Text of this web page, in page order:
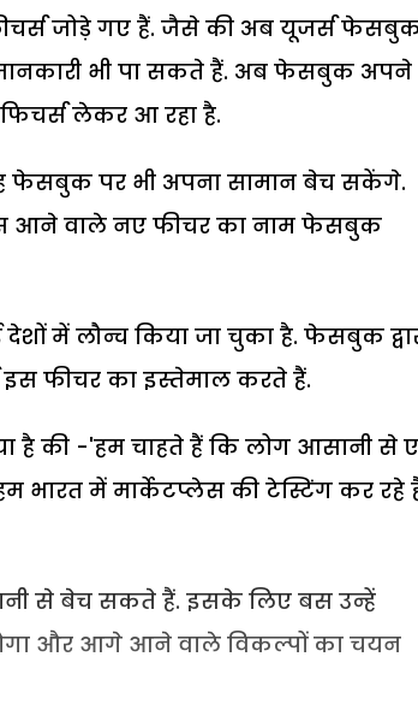
जोड़े गए हैं. जैसे की अब यूजर्स
भी पा सकते हैं. अब फेसबुक अपने
लेकर आ रहा है.
पर भी अपना सामान बेच सकेंगे.
आने वाले नए फीचर का नाम फेसबुक
में लौन्च किया जा चुका है. फेसबुक
इस फीचर का इस्तेमाल करते हैं.
है की -'हम चाहते हैं कि लोग आसानी से
भारत में मार्केटप्लेस की टेस्टिंग कर रहे
से बेच सकते हैं. इसके लिए बस उन्हें
और आगे आने वाले विकल्पों का चयन